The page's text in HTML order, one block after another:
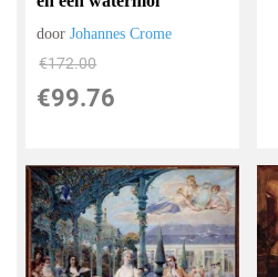
doorJohannes Crome
€172.00
€99.76